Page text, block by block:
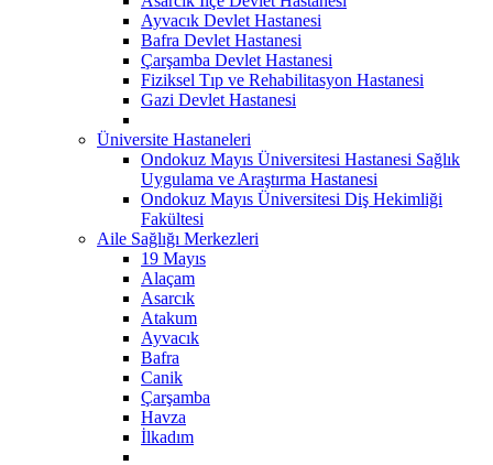
Ayvacık Devlet Hastanesi
Bafra Devlet Hastanesi
Çarşamba Devlet Hastanesi
Fiziksel Tıp ve Rehabilitasyon Hastanesi
Gazi Devlet Hastanesi
Üniversite Hastaneleri
Ondokuz Mayıs Üniversitesi Hastanesi Sağlık
Uygulama ve Araştırma Hastanesi
Ondokuz Mayıs Üniversitesi Diş Hekimliği
Fakültesi
Aile Sağlığı Merkezleri
19 Mayıs
Alaçam
Asarcık
Atakum
Ayvacık
Bafra
Canik
Çarşamba
Havza
İlkadım